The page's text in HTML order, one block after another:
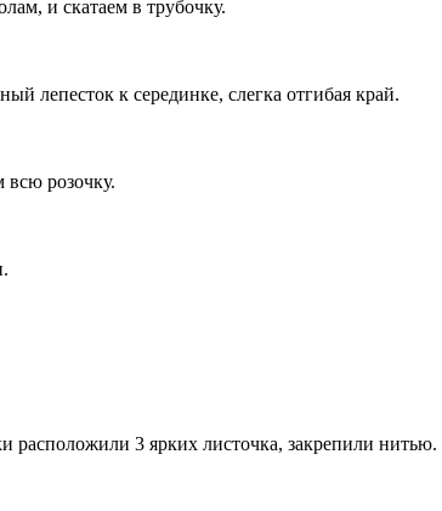
и скатаем в трубочку.
лепесток к серединке, слегка отгибая край.
розочку.
расположили 3 ярких листочка, закрепили нитью.